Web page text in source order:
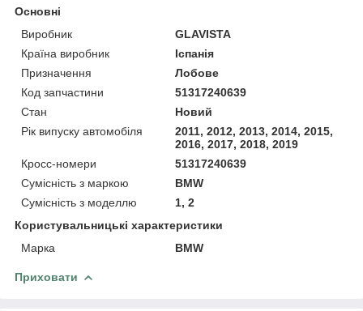
Основні
Виробник
GLAVISTA
Країна виробник
Іспанія
Призначення
Лобове
Код запчастини
51317240639
Стан
Новий
Рік випуску автомобіля
2011, 2012, 2013, 2014, 2015,
2016, 2017, 2018, 2019
Кросс-номери
51317240639
Сумісність з маркою
BMW
Сумісність з моделлю
1, 2
Користувальницькі характеристики
Марка
BMW
Приховати